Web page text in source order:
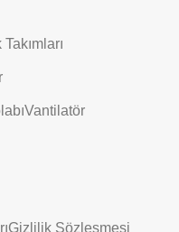
Vantilatör
Gizlilik Sözleşmesi